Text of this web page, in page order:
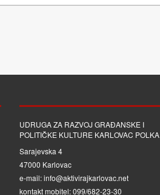
UDRUGA ZA RAZVOJ GRAĐANSKE I
POLITIČKE KULTURE KARLOVAC POLKA
Sarajevska 4
47000 Karlovac
e-mail: info@aktivirajkarlovac.net
kontakt mobitel: 099/682-23-30